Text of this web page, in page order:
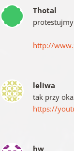
Thotal
http://
leliwa
tak przy
https://
hw